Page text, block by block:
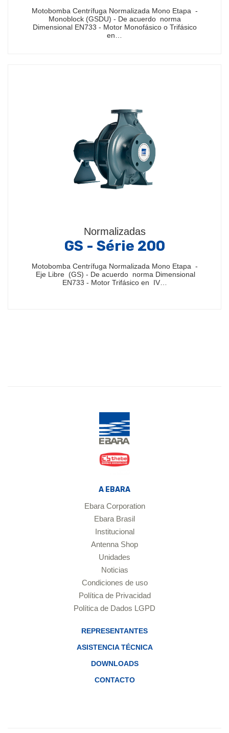
Motobomba Centrífuga Normalizada Mono Etapa -
Monoblock (GSDU) - De acuerdo norma
Dimensional EN733 - Motor Monofásico o Trifásico
en…
Normalizadas
GS - Série 200
Motobomba Centrífuga Normalizada Mono Etapa -
Eje Libre (GS) - De acuerdo norma Dimensional
EN733 - Motor Trifásico en IV…
A EBARA
Ebara Corporation
Ebara Brasil
Institucional
Antenna Shop
Unidades
Noticias
Condiciones de uso
Política de Privacidad
Política de Dados LGPD
REPRESENTANTES
ASISTENCIA TÉCNICA
DOWNLOADS
CONTACTO